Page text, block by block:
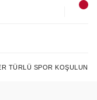
TÜRLÜ SPOR